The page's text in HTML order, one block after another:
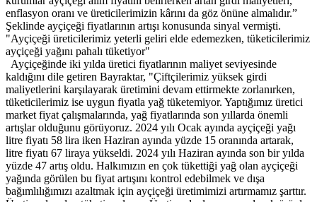
enflasyon oranı ve üreticilerimizin kârını da göz önüne almalıdır.”
Şeklinde ayçiçeği fiyatlarının artışı konusunda sinyal vermişti.
"Ayçiçeği üreticilerimiz yeterli geliri elde edemezken, tüketicilerimiz
ayçiçeği yağını pahalı tüketiyor"
Ayçiçeğinde iki yılda üretici fiyatlarının maliyet seviyesinde
kaldığını dile getiren Bayraktar, "Çiftçilerimiz yüksek girdi
maliyetlerini karşılayarak üretimini devam ettirmekte zorlanırken,
tüketicilerimiz ise uygun fiyatla yağ tüketemiyor. Yaptığımız üretici
market fiyat çalışmalarında, yağ fiyatlarında son yıllarda önemli
artışlar olduğunu görüyoruz. 2024 yılı Ocak ayında ayçiçeği yağı
litre fiyatı 58 lira iken Haziran ayında yüzde 15 oranında artarak,
litre fiyatı 67 liraya yükseldi. 2024 yılı Haziran ayında son bir yılda
yüzde 47 artış oldu. Halkımızın en çok tükettiği yağ olan ayçiçeği
yağında görülen bu fiyat artışını kontrol edebilmek ve dışa
bağımlılığımızı azaltmak için ayçiçeği üretimimizi artırmamız şarttır.